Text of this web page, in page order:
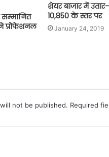
सम्मानित
प्रोफेशनल
शेयर बाजार में
10,850 के स्‍तर पर
January 24, 2019
not be published. Required